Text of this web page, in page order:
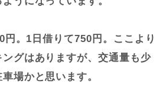
円。1日借りて750円。ここより
グはありますが、交通量も少
場かと思います。